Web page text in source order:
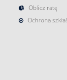
Oblicz ratę
Ochrona szkła!